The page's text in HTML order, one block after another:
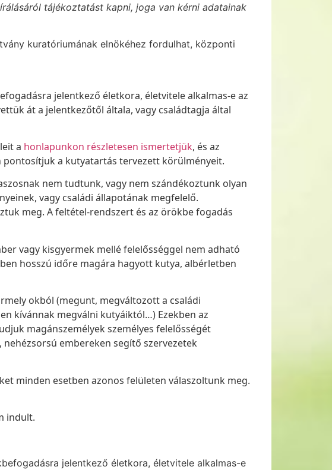
tájékoztatást kapni, joga van kérni adatainak
kuratóriumának elnökéhez fordulhat, központi
jelentkező életkora, életvitele alkalmas-e az
át a jelentkezőtől általa, vagy családtagja által
a honlapunkon részletesen ismertetjük, és az
pontosítjuk a kutyatartás tervezett körülményeit.
nem tudtunk, vagy nem szándékoztunk olyan
vagy családi állapotának megfelelő.
meg. A feltétel-rendszert és az örökbe fogadás
vagy kisgyermek mellé felelősséggel nem adható
hosszú időre magára hagyott kutya, albérletben
okból (megunt, megváltozott a családi
kívánnak megválni kutyáiktól…) Ezekben az
magánszemélyek személyes felelősségét
embereken segítő szervezetek
minden esetben azonos felületen válaszoltunk meg.
indult.
jelentkező életkora, életvitele alkalmas-e